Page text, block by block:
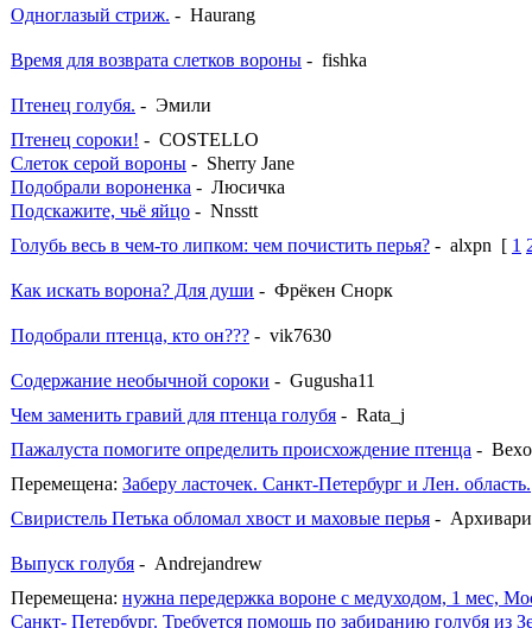
Одноглазый стриж. - Haurang
Время для возврата слетков вороны - fishka
Птенец голубя. - Эмили
Птенец сороки! - COSTELLO
Слеток серой вороны - Sherry Jane
Подобрали вороненка - Люсичка
Подскажите, чьё яйцо - Nnsstt
Голубь весь в чем-то липком: чем почистить перья? - alxpn [ 1
Как искать ворона? Для души - Фрёкен Снорк
Подобрали птенца, кто он??? - vik7630
Содержание необычной сороки - Gugusha11
Чем заменить гравий для птенца голубя - Rata_j
Пажалуста помогите определить происхождение птенца - Bexo
Перемещена: Заберу ласточек. Санкт-Петербург и Лен. область.
Свиристель Петька обломал хвост и маховые перья -
Выпуск голубя - Andrejandrew
Перемещена: нужна передержка вороне с медуходом, 1 мес,
Санкт- Петербург. Требуется помощь по забиранию голубя из